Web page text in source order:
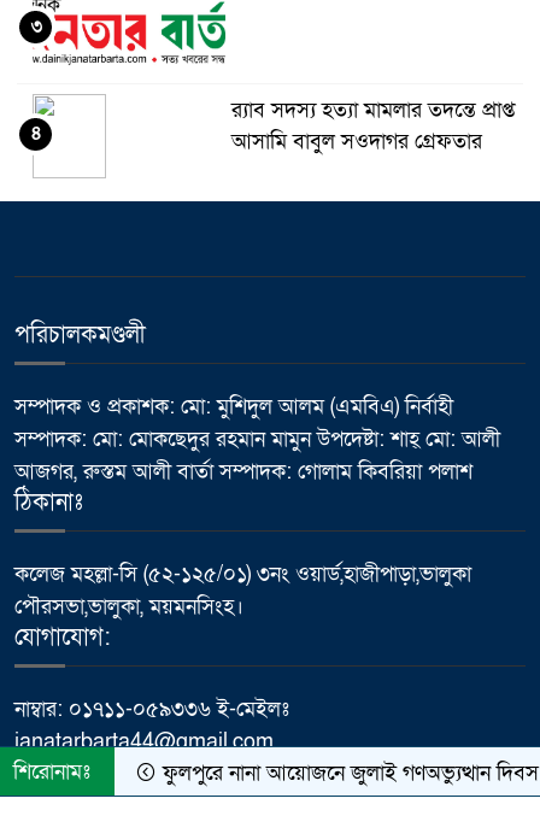
৩
র‌্যাব সদস্য হত্যা মামলার তদন্তে প্রাপ্ত
আসামি বাবুল সওদাগর গ্রেফতার
৪
সম্মেলন
বাচ্চুর বরাদ্দে এইচবিবি রাস্তার কাজের
উদ্বোধন
৬
মাথায় হেলমেট, তবু কতটা নিরাপদ
৭
প্রধানমন্ত্রীর কার্যালয়ের ক্যাবল চুরি
ইস্যুতে প্রকাশিত সংবাদের প্রতিবাদ,
ফজলে রাব্বী
৮
পাবনায় বিদ্যুৎস্পৃষ্ট হয়ে যুব‌কের
মর্মান্তিক মৃত্যু
৯
পরিচালকমণ্ডলী
সম্পাদক ও প্রকাশক: মো: মুশিদুল আলম (এমবিএ) নির্বাহী
সম্পাদক: মো: মোকছেদুর রহমান মামুন উপদেষ্টা: শাহ্ মো: আলী
আজগর, রুস্তম আলী বার্তা সম্পাদক: গোলাম কিবরিয়া পলাশ
ঠিকানাঃ
কলেজ মহল্লা-সি (৫২-১২৫/০১) ৩নং ওয়ার্ড,হাজীপাড়া,ভালুকা
পৌরসভা,ভালুকা, ময়মনসিংহ।
যোগাযোগ:
নাম্বার: ০১৭১১-০৫৯৩৩৬ ই-মেইলঃ
janatarbarta44@gmail.com
শিরোনামঃ
ফুলপুরে নানা আয়োজনে জুলাই গণঅভ্যুত্থান দিবস